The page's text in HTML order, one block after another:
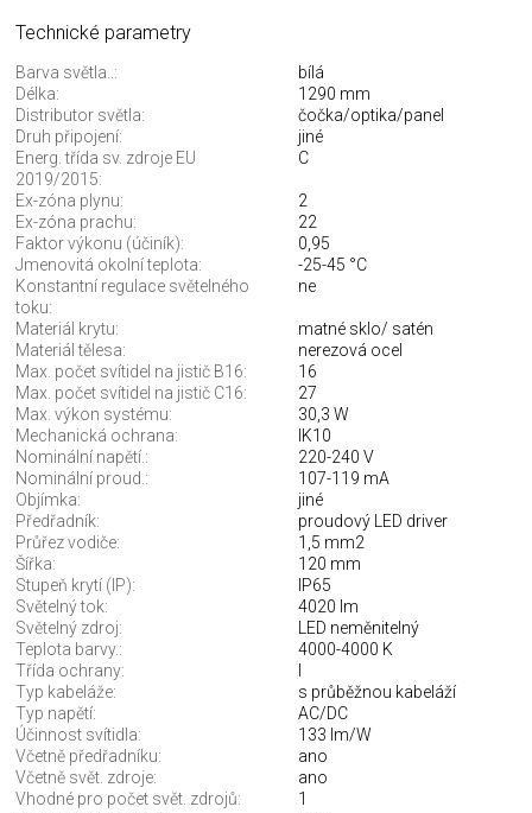
Technické parametry
Barva světla..:
bílá
Délka:
1290 mm
Distributor světla:
čočka/optika/panel
Druh připojení:
jiné
Energ. třída sv. zdroje EU
2019/2015:
C
Ex-zóna plynu:
2
Ex-zóna prachu:
22
Faktor výkonu (účiník):
0,95
Jmenovitá okolní teplota:
-25-45 °C
Konstantní regulace světelného
toku:
ne
Materiál krytu:
matné sklo/ satén
Materiál tělesa:
nerezová ocel
Max. počet svítidel na jistič B16:
16
Max. počet svítidel na jistič C16:
27
Max. výkon systému:
30,3 W
Mechanická ochrana:
IK10
Nominální napětí.:
220-240 V
Nominální proud.:
107-119 mA
Objímka:
jiné
Předřadník:
proudový LED driver
Průřez vodiče:
1,5 mm2
Šířka:
120 mm
Stupeň krytí (IP):
IP65
Světelný tok:
4020 lm
Světelný zdroj:
LED neměnitelný
Teplota barvy.:
4000-4000 K
Třída ochrany:
Typ kabeláže:
s průběžnou kabeláží
Typ napětí:
AC/DC
Účinnost svítidla:
133 lm/W
Včetně předřadníku:
ano
Včetně svět. zdroje:
ano
Vhodné pro počet svět. zdrojů:
1